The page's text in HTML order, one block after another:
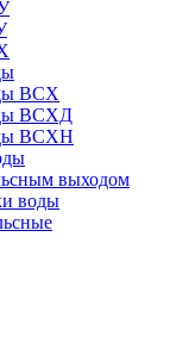
ВСХ
ВСХД
ВСХН
выходом
воды